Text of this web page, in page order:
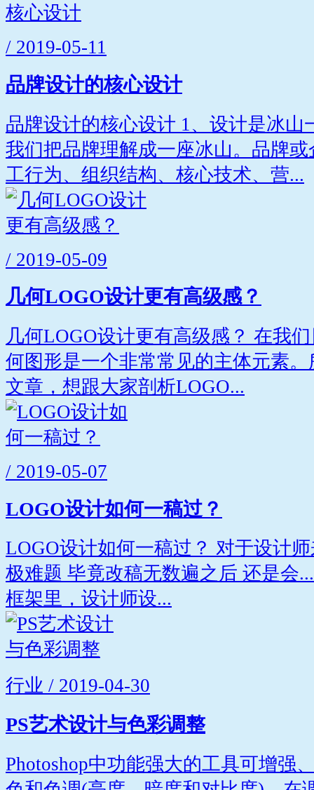
/ 2019-05-11
品牌设计的核心设计
品牌设计的核心设计 1、设计是冰山
我们把品牌理解成一座冰山。品牌
工行为、组织结构、核心技术、营...
/ 2019-05-09
几何LOGO设计更有高级感？
几何LOGO设计更有高级感？ 在我
何图形是一个非常常见的主体元素
文章，想跟大家剖析LOGO...
/ 2019-05-07
LOGO设计如何一稿过？
LOGO设计如何一稿过？ 对于设计
极难题 毕竟改稿无数遍之后 还是会
框架里，设计师设...
行业 / 2019-04-30
PS艺术设计与色彩调整
Photoshop中功能强大的工具可增强